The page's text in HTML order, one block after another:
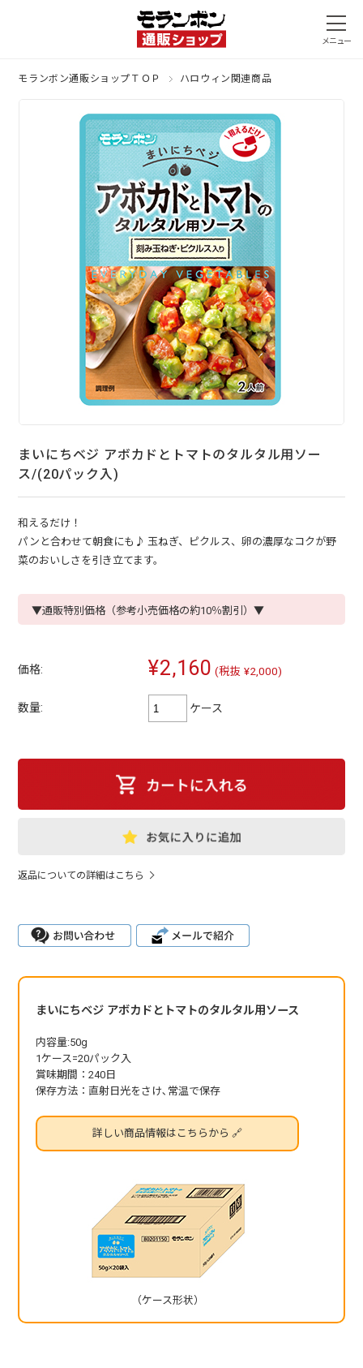
モランボン通販ショップＴＯＰ ハロウィン関連商品
まいにちベジ アボカドとトマトのタルタル用ソー
ス/(20パック入)
和えるだけ！
パンと合わせて朝食にも♪ 玉ねぎ、ピクルス、卵の濃厚なコクが野
菜のおいしさを引き立てます。
▼通販特別価格（参考小売価格の約10％割引）▼
価格: ¥2,160 (税抜 ¥2,000)
数量: ケース
返品についての詳細はこちら
まいにちベジ アボカドとトマトのタルタル用ソース
内容量:50g
1ケース=20パック入
賞味期間：240日
保存方法：直射日光をさけ､常温で保存
詳しい商品情報はこちらから 🔗
（ケース形状）